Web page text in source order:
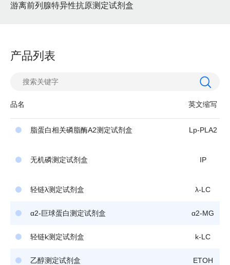
游离前列腺特异性抗原测定试剂盒
产品列表
品名 英文缩写
脂蛋白相关磷脂酶A2测定试剂盒 Lp-PLA2
无机磷测定试剂盒 IP
轻链λ测定试剂盒 λ-LC
α2-巨球蛋白测定试剂盒 α2-MG
轻链k测定试剂盒 k-LC
乙醇测定试剂盒 ETOH